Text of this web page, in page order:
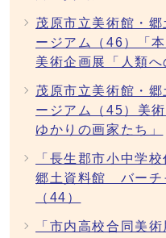
茂原市立美術館・
ージアム（46）「
美術企画展「人類
茂原市立美術館・
ージアム（45）美
ゆかりの画家たち」
「長生郡市小中学
郷土資料館 バーチ
（44）
「市内高校合同美